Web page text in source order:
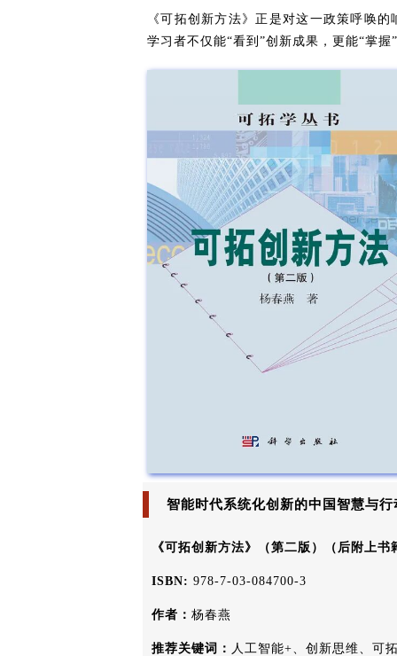
《可拓创新方法》正是对这一政策呼唤
学习者不仅能“看到”创新成果，更能“掌握
智能时代系统化创新的中国智慧与行
《可拓创新方法》（第二版）（后附上书
ISBN: 978-7-03-084700-3
作者： 杨春燕
推荐关键词： 人工智能+、创新思维、可